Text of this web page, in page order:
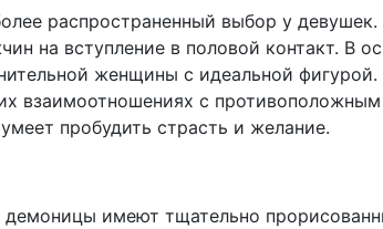
распространенный выбор у
на вступление в половой контакт. В
женщины с идеальной
взаимоотношениях с
пробудить страсть и желание.
демоницы имеют тщательно